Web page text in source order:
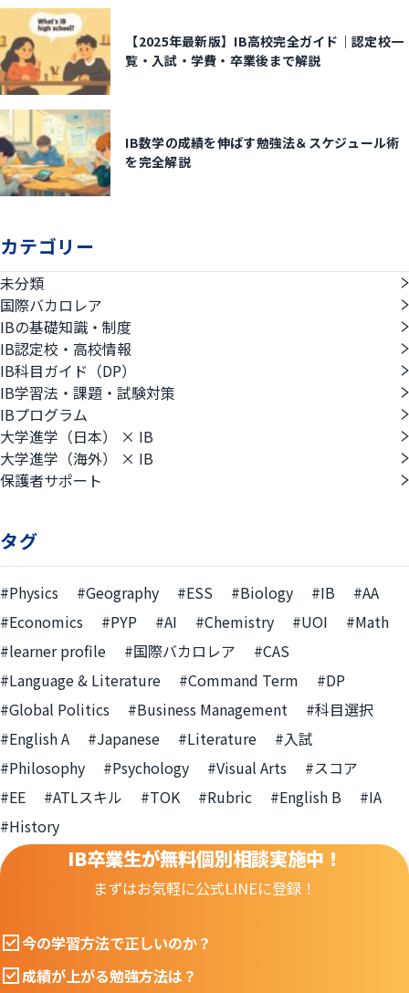
【2025年最新版】IB高校完全ガイド｜認定校一
覧・入試・学費・卒業後まで解説
IB数学の成績を伸ばす勉強法＆スケジュール術
を完全解説
カテゴリー
未分類
国際バカロレア
IBの基礎知識・制度
IB認定校・高校情報
IB科目ガイド（DP）
IB学習法・課題・試験対策
IBプログラム
大学進学（日本） × IB
大学進学（海外） × IB
保護者サポート
タグ
#Physics #Geography #ESS #Biology #IB
#AA
#Economics
#PYP #AI #Chemistry #UOI
#Math
#learner profile
#国際バカロレア
#CAS
#Language & Literature
#Command Term
#DP
#Global Politics
#Business Management
#科目選択
#English A
#Japanese #Literature
#入試
#Philosophy
#Psychology #Visual Arts
#スコア
#EE
#ATLスキル #TOK #Rubric #English B
#IA
#History
IB卒業生が無料個別相談実施中！
まずはお気軽に公式LINEに登録！
今の学習方法で正しいのか？
成績が上がる勉強方法は？